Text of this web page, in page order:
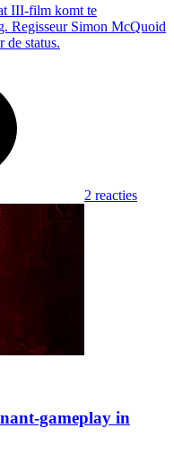
III-film komt te
Regisseur Simon McQuoid
de status.
2 reacties
gameplay in